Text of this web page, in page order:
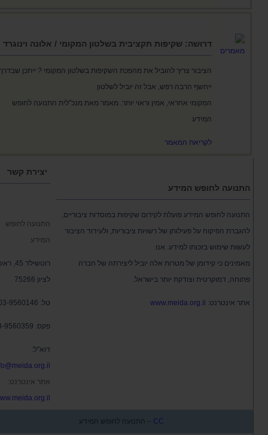
דרושה: שקיפות תקציבית בשלטון המקומי / אלונה וינוגרד
הציבור צריך להוביל את מהפכת השקיפות בשלטון המקומי ? ייתכן שבדרך
ייחשף הרבה רפש, אבל זה יוביל לשלטון
המקומי אחראי, אמין וראוי יותר. מאמר מאת מנכ"לית התנועה לחופש
המידע
לקריאת המאמר
יצירת קשר
התנועה לחופש
המידע
רוטשילד
לציון 75266
טל. 9560146
פקס. 9560359
דוא"ל:
אתר אינטרנט:
התנועה לחופש המידע
התנועה לחופש המידע פועלת לקידום שקיפות במוסדות ציבוריים,
להגברת הפיקוח על פעילותן של רשויות ציבוריות, ולעידוד הציבור
לעשות שימוש בזכותו למידע. אנו
מאמינים כי קידומן של מטרות אלה יוביל ליצירתה של חברה
פתוחה, דמוקרטית וצודקת יותר בישראל.
אתר אינטרנט: www.meida.org.il
CC – התנועה לחופש המידע